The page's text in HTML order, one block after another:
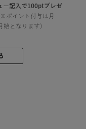
ー記入で100ptプレゼ
ポイント付与は月
始となります)